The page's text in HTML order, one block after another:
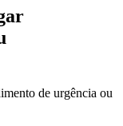
de urgência ou